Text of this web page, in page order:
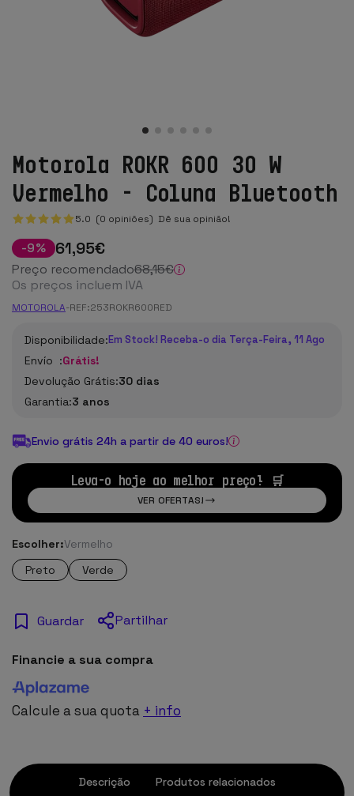
Motorola ROKR 600 30 W
Vermelho - Coluna Bluetooth
5.0 (0 opiniões) Dê sua opinião!
-9% 61,95€
Preço recomendado68,15€
Os preços incluem IVA
MOTOROLA-REF:253ROKR600RED
Disponibilidade:Em Stock! Receba-o dia Terça-Feira, 11 Ago
Envío :Grátis!
Devolução Grátis:30 dias
Garantia:3 anos
Envio grátis 24h a partir de 40 euros!
Leva-o hoje ao melhor preço! 🛒
VER OFERTAS!
Escolher:Vermelho
Preto
Verde
Guardar Partilhar
Financie a sua compra
Calcule a sua quota + info
Descrição
Produtos relacionados